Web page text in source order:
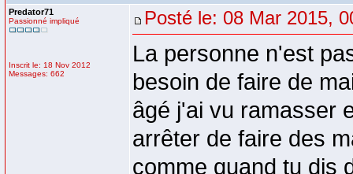
Predator71
Passionné impliqué
Inscrit le: 18 Nov 2012
Messages: 662
Posté le: 08 Mar 2015,
La personne n'est
besoin de faire de
âgé j'ai vu ramasser
arrêter de faire des
comme quand tu dis